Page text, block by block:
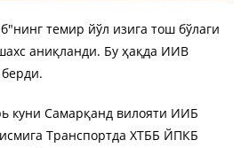
темир йўл изига тош бўлаги
аниқланди. Бу ҳақда ИИВ
берди.
куни Самарқанд вилояти ИИБ
Транспортда ХТББ ЙПКБ